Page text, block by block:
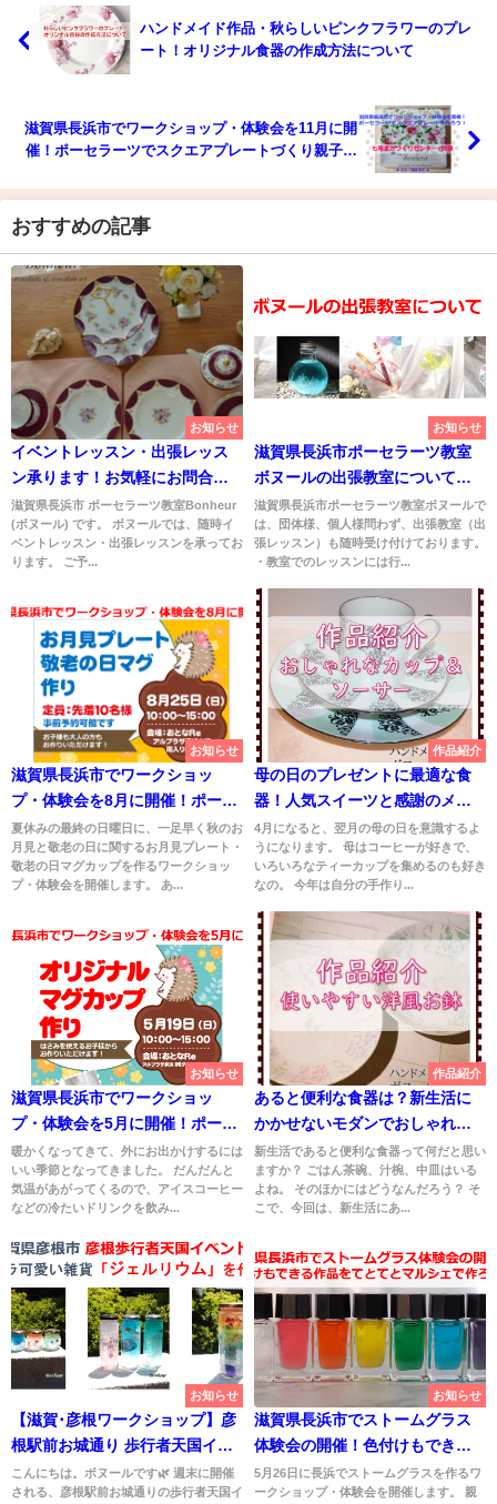
ハンドメイド作品・秋らしいピンクフラワーのプレ
ート！オリジナル食器の作成方法について
滋賀県長浜市でワークショップ・体験会を11月に開
催！ポーセラーツでスクエアプレートづくり親子参
おすすめの記事
お知らせ
イベントレッスン・出張レッス
ン承ります！お気軽にお問合せ
ください
滋賀県長浜市 ポーセラーツ教室Bonheur
(ボヌール) です。 ボヌールでは、随時イ
ベントレッスン・出張レッスンを承ってお
ります。 ご予...
お知らせ
滋賀県長浜市ポーセラーツ教室
ボヌールの出張教室について解
説！レッスン内容と費用につい
ても
滋賀県長浜市ポーセラーツ教室ボヌールで
は、団体様、個人様問わず、出張教室（出
張レッスン）も随時受け付けております。
・教室でのレッスンには行...
お知らせ
滋賀県長浜市でワークショッ
プ・体験会を8月に開催！ポーセ
ラーツでお月見プレート・敬老
の日マグカップ作り
夏休みの最終の日曜日に、一足早く秋のお
月見と敬老の日に関するお月見プレート・
敬老の日マグカップを作るワークショッ
プ・体験会を開催します。 あ...
作品紹介
母の日のプレゼントに最適な食
器！人気スイーツと感謝のメッ
セージを伝える
4月になると、翌月の母の日を意識するよ
うになります。 母はコーヒーが好きで、
いろいろなティーカップを集めるのも好き
なの。 今年は自分の手作り...
お知らせ
滋賀県長浜市でワークショッ
プ・体験会を5月に開催！ポーセ
ラーツでガラスのマグカップ作
り
暖かくなってきて、外にお出かけするには
いい季節となってきました。 だんだんと
気温があがってくるので、アイスコーヒー
などの冷たいドリンクを飲み...
作品紹介
あると便利な食器は？新生活に
かかせないモダンでおしゃれな
オリジナルお鉢
新生活であると便利な食器って何だと思い
ますか？ ごはん茶碗、汁椀、中皿はいる
よね。 そのほかにはどうなんだろう？ そ
こで、今回は、新生活にあ...
お知らせ
【滋賀･彦根ワークショップ】彦
根駅前お城通り 歩行者天国イベ
ント出店のお知らせ
こんにちは。ボヌールです🌿 週末に開催
される、彦根駅前お城通りの歩行者天国イ
お知らせ
滋賀県長浜市でストームグラス
体験会の開催！色付けもできる
作品をてとてとマルシェで作ろ
う！
5月26日に長浜でストームグラスを作るワ
ークショップ・体験会を開催します。 親